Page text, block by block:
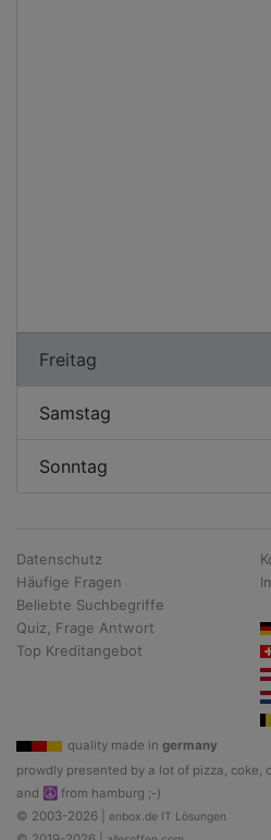
Freitag
Samstag
Sonntag
Datenschutz
Häufige Fragen
Beliebte Suchbegriffe
Quiz, Frage Antwort
Top Kreditangebot
quality made in germany
prowdly presented by a lot of pizza,
and ☮ from hamburg ;-)
© 2003-2026 | enbox.de IT Lösungen